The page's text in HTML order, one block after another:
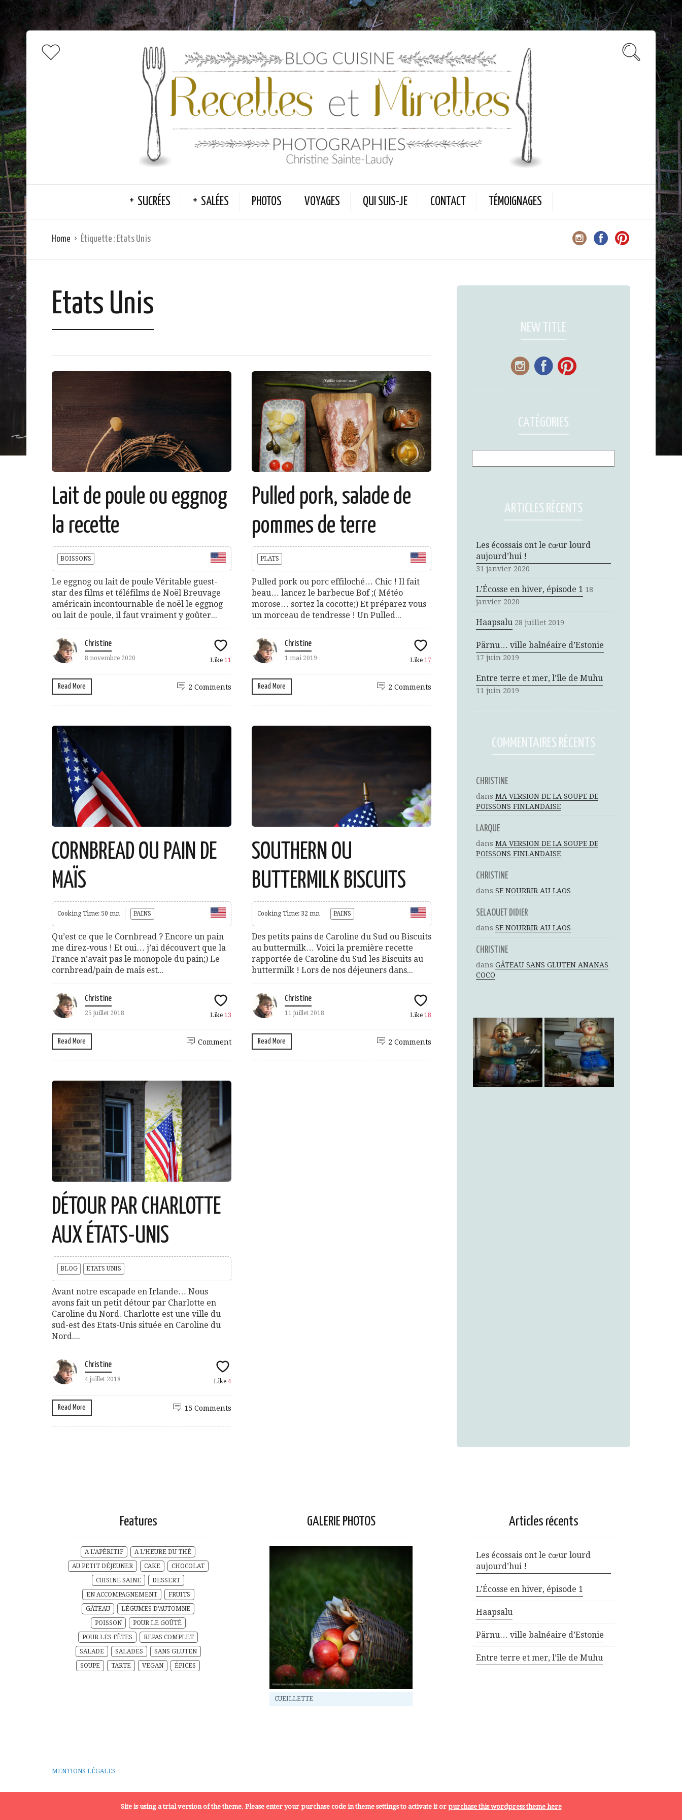
SUCRÉES SALÉES PHOTOS VOYAGES QUI SUIS-JE CONTACT TÉMOIGNAGES
Home Étiquette : Etats Unis
Etats Unis
Lait de poule ou eggnog
la recette
BOISSONS
Le eggnog ou lait de poule Véritable guest-
star des films et téléfilms de Noël Breuvage
américain incontournable de noël le eggnog
ou lait de poule, il faut vraiment y goûter...
Christine
8 novembre 2020 Like 11
Read More 2 Comments
Pulled pork, salade de
pommes de terre
PLATS
Pulled pork ou porc effiloché… Chic ! Il fait
beau… lancez le barbecue Bof ;( Météo
morose… sortez la cocotte;) Et préparez vous
un morceau de tendresse ! Un Pulled...
Christine
1 mai 2019 Like 17
Read More 2 Comments
CORNBREAD OU PAIN DE
MAÏS
Cooking Time: 50 mn PAINS
Qu’est ce que le Cornbread ? Encore un pain
me direz-vous ! Et oui… j’ai découvert que la
France n’avait pas le monopole du pain;) Le
cornbread/pain de maïs est...
Christine
25 juillet 2018 Like 13
Read More Comment
SOUTHERN OU
BUTTERMILK BISCUITS
Cooking Time: 32 mn PAINS
Des petits pains de Caroline du Sud ou Biscuits
au buttermilk… Voici la première recette
rapportée de Caroline du Sud les Biscuits au
buttermilk ! Lors de nos déjeuners dans...
Christine
11 juillet 2018 Like 18
Read More 2 Comments
DÉTOUR PAR CHARLOTTE
AUX ÉTATS-UNIS
BLOG ETATS UNIS
Avant notre escapade en Irlande… Nous
avons fait un petit détour par Charlotte en
Caroline du Nord. Charlotte est une ville du
sud-est des Etats-Unis située en Caroline du
Nord....
Christine
4 juillet 2018 Like 4
Read More 15 Comments
NEW TITLE
CATÉGORIES
ARTICLES RÉCENTS
Les écossais ont le cœur lourd
aujourd’hui !
31 janvier 2020
L’Écosse en hiver, épisode 1 18
janvier 2020
Haapsalu 28 juillet 2019
Pärnu… ville balnéaire d’Estonie
17 juin 2019
Entre terre et mer, l’île de Muhu
11 juin 2019
COMMENTAIRES RÉCENTS
CHRISTINE
dans MA VERSION DE LA SOUPE DE
POISSONS FINLANDAISE
LARQUE
dans MA VERSION DE LA SOUPE DE
POISSONS FINLANDAISE
CHRISTINE
dans SE NOURRIR AU LAOS
SELAOUET DIDIER
dans SE NOURRIR AU LAOS
CHRISTINE
dans GÂTEAU SANS GLUTEN ANANAS
COCO
Features
A L'APÉRITIF
A L'HEURE DU THÉ
AU PETIT DÉJEUNER
CAKE
CHOCOLAT
CUISINE SAINE
DESSERT
EN ACCOMPAGNEMENT
FRUITS
GÂTEAU
LÉGUMES D'AUTOMNE
POISSON
POUR LE GOÛTÉ
POUR LES FÊTES
REPAS COMPLET
SALADE
SALADES
SANS GLUTEN
SOUPE
TARTE VEGAN ÉPICES
GALERIE PHOTOS
CUEILLETTE
Articles récents
Les écossais ont le cœur lourd
aujourd’hui !
L’Écosse en hiver, épisode 1
Haapsalu
Pärnu… ville balnéaire d’Estonie
Entre terre et mer, l’île de Muhu
MENTIONS LÉGALES
Site is using a trial version of the theme. Please enter your purchase code in theme settings to activate it or purchase this wordpress theme here